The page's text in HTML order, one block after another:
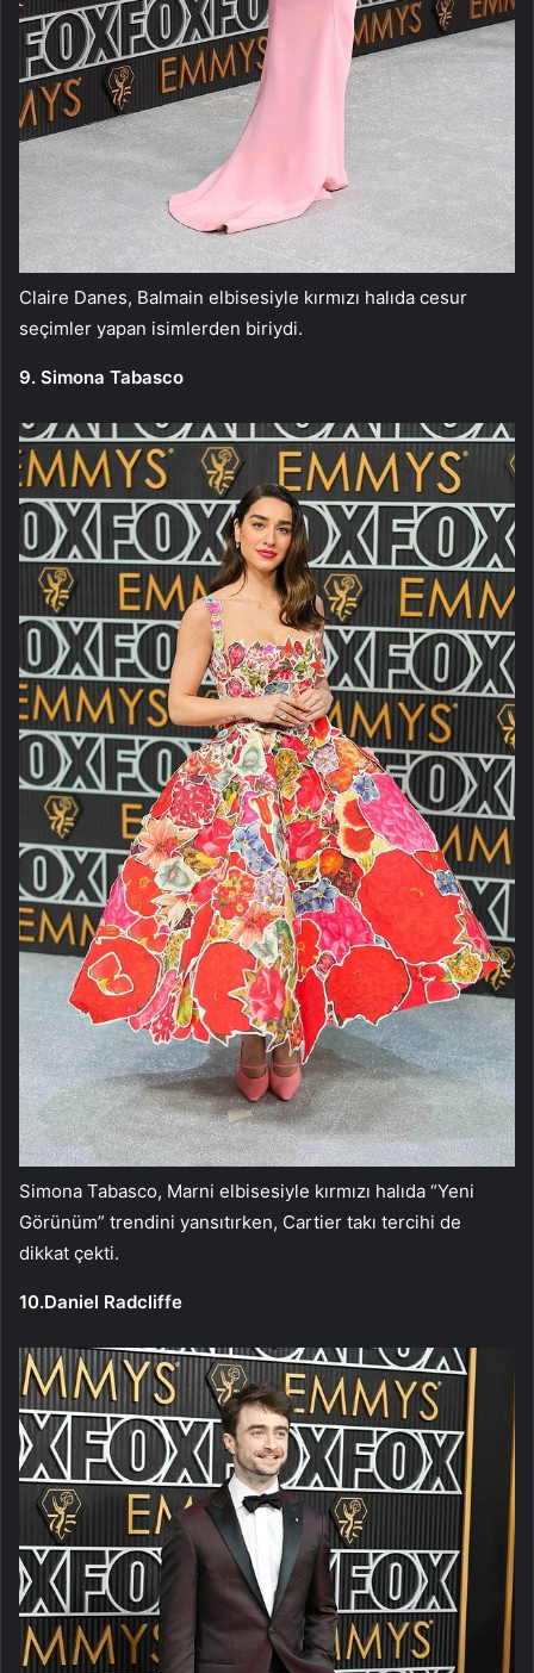
Claire Danes, Balmain elbisesiyle kırmızı halıda cesur
seçimler yapan isimlerden biriydi.
9. Simona Tabasco
Simona Tabasco, Marni elbisesiyle kırmızı halıda “Yeni
Görünüm” trendini yansıtırken, Cartier takı tercihi de
dikkat çekti.
10.Daniel Radcliffe